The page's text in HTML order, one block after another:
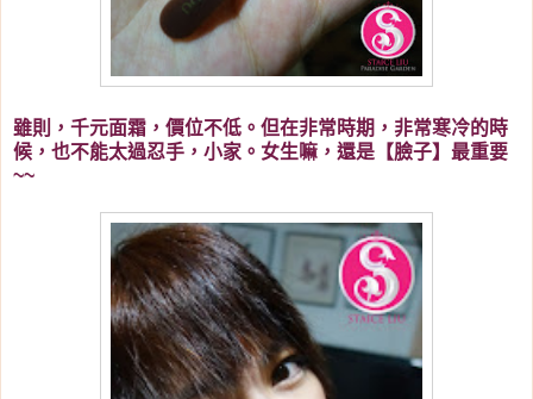
雖則，千元面霜，價位不低。但在非常時期，非常寒冷的時
候，也不能太過忍手，小家。女生嘛，還是【臉子】最重要
~~